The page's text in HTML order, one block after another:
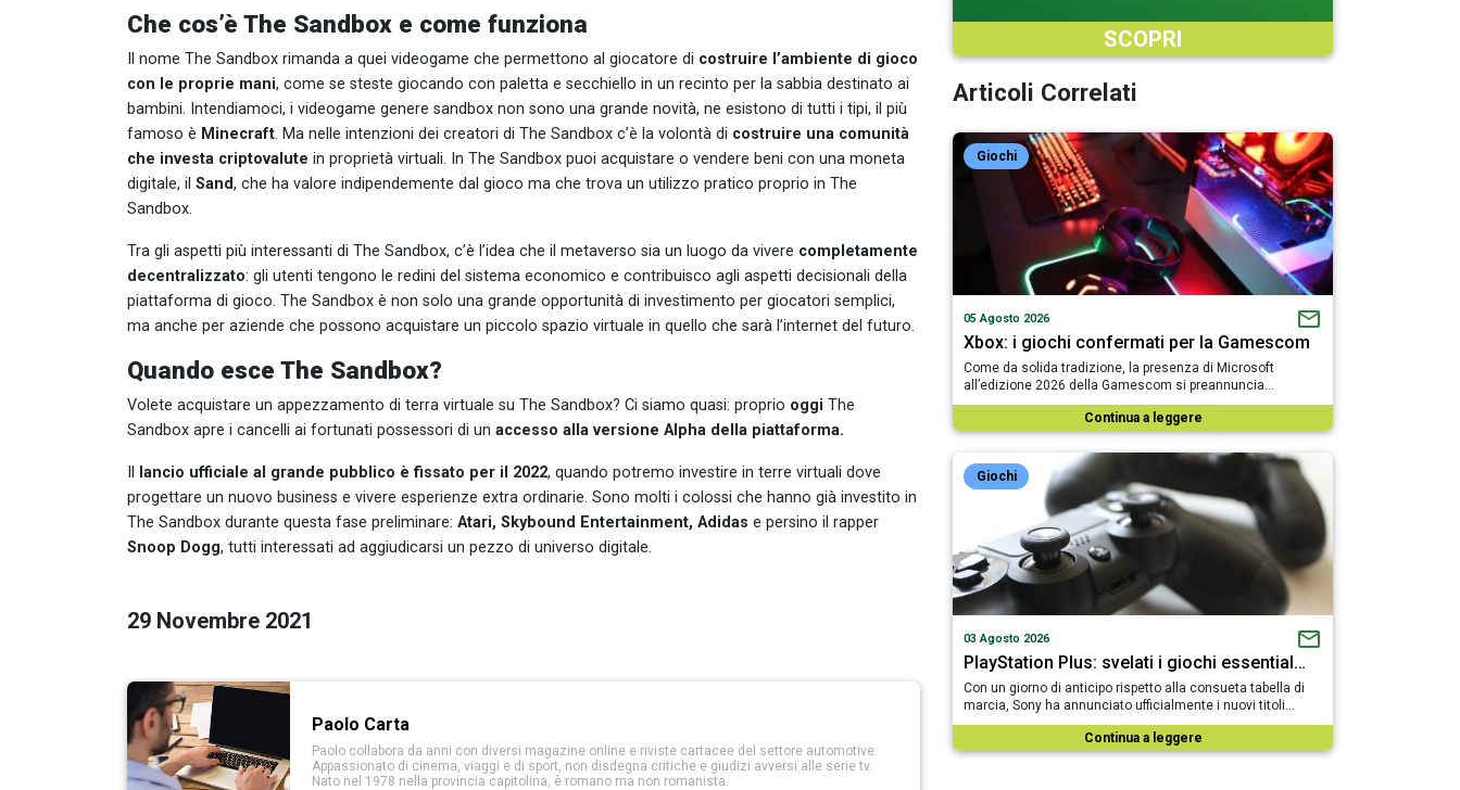
Che cos’è The Sandbox e come funziona
Il nome The Sandbox rimanda a quei videogame che permettono al giocatore di costruire l’ambiente di gioco
con le proprie mani, come se steste giocando con paletta e secchiello in un recinto per la sabbia destinato ai
bambini. Intendiamoci, i videogame genere sandbox non sono una grande novità, ne esistono di tutti i tipi, il più
famoso è Minecraft. Ma nelle intenzioni dei creatori di The Sandbox c’è la volontà di costruire una comunità
che investa criptovalute in proprietà virtuali. In The Sandbox puoi acquistare o vendere beni con una moneta
digitale, il Sand, che ha valore indipendemente dal gioco ma che trova un utilizzo pratico proprio in The
Sandbox.
Tra gli aspetti più interessanti di The Sandbox, c’è l’idea che il metaverso sia un luogo da vivere completamente
decentralizzato: gli utenti tengono le redini del sistema economico e contribuisco agli aspetti decisionali della
piattaforma di gioco. The Sandbox è non solo una grande opportunità di investimento per giocatori semplici,
ma anche per aziende che possono acquistare un piccolo spazio virtuale in quello che sarà l’internet del futuro.
Quando esce The Sandbox?
Volete acquistare un appezzamento di terra virtuale su The Sandbox? Ci siamo quasi: proprio oggi The
Sandbox apre i cancelli ai fortunati possessori di un accesso alla versione Alpha della piattaforma.
lancio ufficiale al grande pubblico è fissato per il 2022, quando potremo investire in terre virtuali dove
progettare un nuovo business e vivere esperienze extra ordinarie. Sono molti i colossi che hanno già investito in
The Sandbox durante questa fase preliminare: Atari, Skybound Entertainment, Adidas e persino il rapper
Snoop Dogg, tutti interessati ad aggiudicarsi un pezzo di universo digitale.
29 Novembre 2021
Paolo Carta
Paolo collabora da anni con diversi magazine online e riviste cartacee del settore automotive.
Appassionato di cinema, viaggi e di sport, non disdegna critiche e giudizi avversi alle serie tv.
Nato nel 1978 nella provincia capitolina, è romano ma non romanista.
SCOPRI
Articoli Correlati
Giochi
05 Agosto 2026
Xbox: i giochi confermati per la Gamescom
Come da solida tradizione, la presenza di Microsoft
all’edizione 2026 della Gamescom si preannuncia…
Continua a leggere
Giochi
03 Agosto 2026
PlayStation Plus: svelati i giochi essential…
Con un giorno di anticipo rispetto alla consueta tabella di
marcia, Sony ha annunciato ufficialmente i nuovi titoli…
Continua a leggere